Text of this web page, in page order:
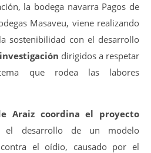
la bodega navarra Pagos de
Masaveu, viene realizando
sostenibilidad con el desarrollo
dirigidos a respetar
que rodea las labores
Araiz coordina el proyecto
el desarrollo de un modelo
el oídio, causado por el